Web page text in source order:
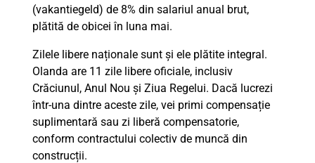
(vakantiegeld) de 8% din salariul anual brut,
plătită de obicei în luna mai.
Zilele libere naționale sunt și ele plătite integral.
Olanda are 11 zile libere oficiale, inclusiv
Crăciunul, Anul Nou și Ziua Regelui. Dacă lucrezi
într-una dintre aceste zile, vei primi compensație
suplimentară sau zi liberă compensatorie,
conform contractului colectiv de muncă din
construcții.